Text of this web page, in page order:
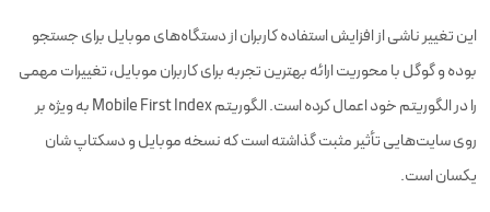
این تغییر ناشی از افزایش استفاده کاربران از دستگاه‌های موبایل برای جستجو
بوده و گوگل با محوریت ارائه بهترین تجربه برای کاربران موبایل، تغییرات مهمی
را در الگوریتم خود اعمال کرده است. الگوریتم Mobile First Index به ویژه بر
روی سایت‌هایی تأثیر مثبت گذاشته است که نسخه موبایل و دسکتاپ شان
یکسان است.